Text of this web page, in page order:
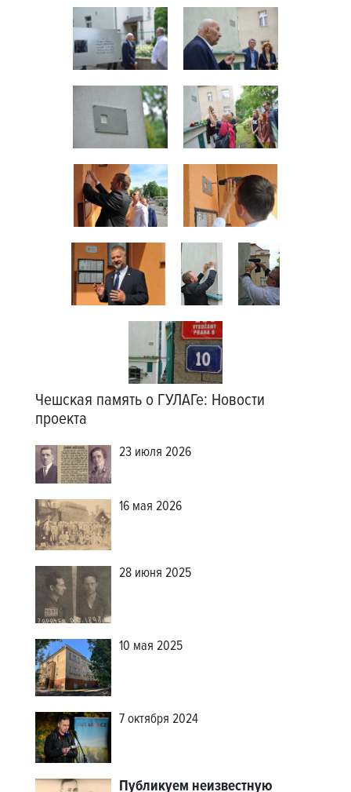
Чешская память о ГУЛАГе: Новости
проекта
23 июля 2026
16 мая 2026
28 июня 2025
10 мая 2025
7 октября 2024
Публикуем неизвестную